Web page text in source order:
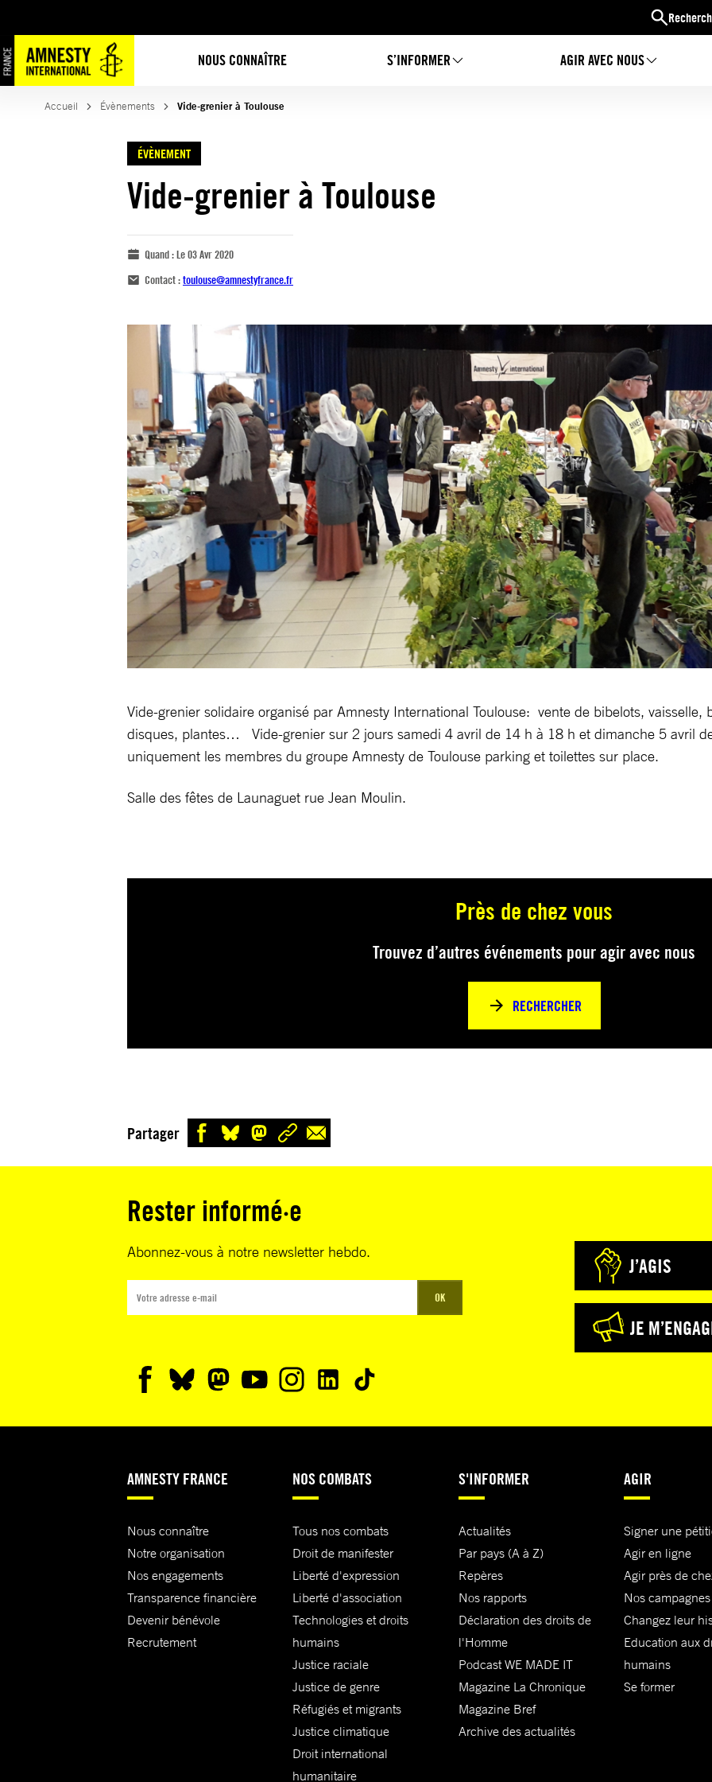
NOUS CONNAÎTRE S’INFORMER AGIR AVEC NOUS
Accueil Évènements Vide-grenier à Toulouse
ÉVÈNEMENT
Vide-grenier à Toulouse
Quand :Le 03 Avr 2020
Contact :toulouse@amnestyfrance.fr
Vide-grenier solidaire organisé par Amnesty International Toulouse: vente de bibelots, vaisselle,
disques, plantes… Vide-grenier sur 2 jours samedi 4 avril de 14 h à 18 h et dimanche 5 avril
uniquement les membres du groupe Amnesty de Toulouse parking et toilettes sur place.
Salle des fêtes de Launaguet rue Jean Moulin.
Près de chez vous
Trouvez d’autres événements pour agir avec nous
RECHERCHER
Partager
Rester informé·e
Abonnez-vous à notre newsletter hebdo.
OK
J’AGIS
JE
AMNESTY FRANCE
Nous connaître
Notre organisation
Nos engagements
Transparence financière
Devenir bénévole
Recrutement
NOS COMBATS
Tous nos combats
Droit de manifester
Liberté d'expression
Liberté d'association
Technologies et droits
humains
Justice raciale
Justice de genre
Réfugiés et migrants
Justice climatique
Droit international
humanitaire
S'INFORMER
Actualités
Par pays (A à Z)
Repères
Nos rapports
Déclaration des droits de
l'Homme
Podcast WE MADE IT
Magazine La Chronique
Magazine Bref
Archive des actualités
AGIR
Signer une
Agir en ligne
Agir près de
Nos campagnes
Changez leur
Education aux
humains
Se former